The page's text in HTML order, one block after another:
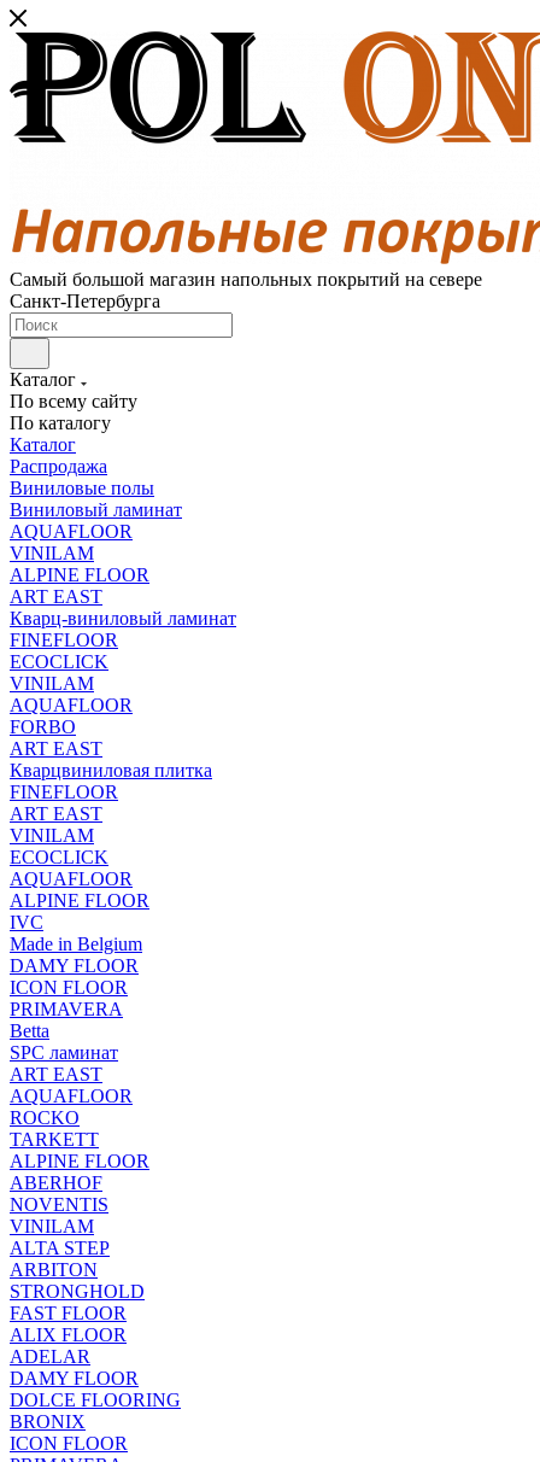
Самый большой магазин напольных покрытий на севере
Санкт-Петербурга
Каталог
По всему сайту
По каталогу
Каталог
Распродажа
Виниловые полы
Виниловый ламинат
AQUAFLOOR
VINILAM
ALPINE FLOOR
ART EAST
Кварц-виниловый ламинат
FINEFLOOR
ECOCLICK
VINILAM
AQUAFLOOR
FORBO
ART EAST
Кварцвиниловая плитка
FINEFLOOR
ART EAST
VINILAM
ECOCLICK
AQUAFLOOR
ALPINE FLOOR
IVC
Made in Belgium
DAMY FLOOR
ICON FLOOR
PRIMAVERA
Betta
SPC ламинат
ART EAST
AQUAFLOOR
ROCKO
TARKETT
ALPINE FLOOR
ABERHOF
NOVENTIS
VINILAM
ALTA STEP
ARBITON
STRONGHOLD
FAST FLOOR
ALIX FLOOR
ADELAR
DAMY FLOOR
DOLCE FLOORING
BRONIX
ICON FLOOR